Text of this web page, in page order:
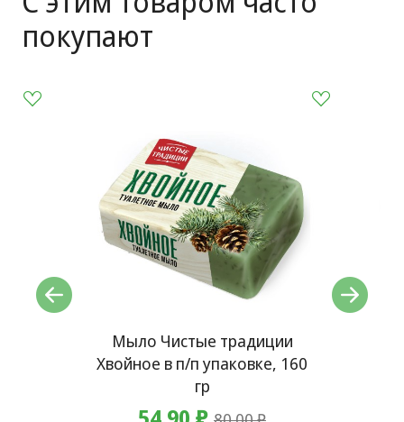
покупают
Мыло Чистые традиции
Хвойное в п/п упаковке, 160
гр